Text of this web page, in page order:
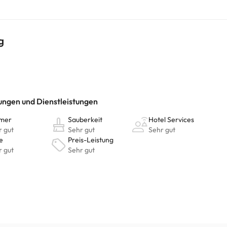
WLAN, Nichtraucherzimmer, Klimaanlage sind nur einige der
werden. Sie können ihre Preise direkt in der Einrichtung
Fragen habt, kontaktiert uns.